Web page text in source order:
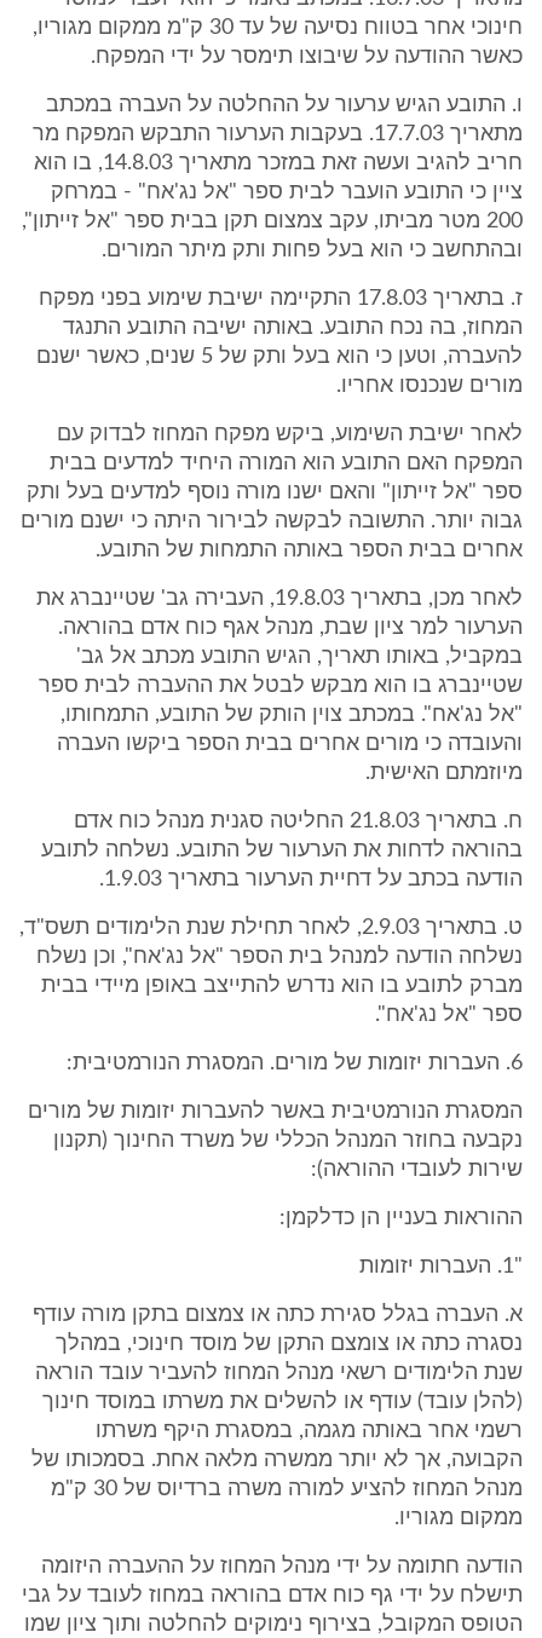
חינוכי אחר בטווח נסיעה של עד 30 ק"מ ממקום מגוריו,
כאשר ההודעה על שיבוצו תימסר על ידי המפקח.
ו. התובע הגיש ערעור על ההחלטה על העברה במכתב
מתאריך 17.7.03. בעקבות הערעור התבקש המפקח מר
חריב להגיב ועשה זאת במזכר מתאריך 14.8.03, בו הוא
ציין כי התובע הועבר לבית ספר "אל נג'אח" - במרחק
200 מטר מביתו, עקב צמצום תקן בבית ספר "אל זייתון",
ובהתחשב כי הוא בעל פחות ותק מיתר המורים.
ז. בתאריך 17.8.03 התקיימה ישיבת שימוע בפני מפקח
המחוז, בה נכח התובע. באותה ישיבה התובע התנגד
להעברה, וטען כי הוא בעל ותק של 5 שנים, כאשר ישנם
מורים שנכנסו אחריו.
לאחר ישיבת השימוע, ביקש מפקח המחוז לבדוק עם
המפקח האם התובע הוא המורה היחיד למדעים בבית
ספר "אל זייתון" והאם ישנו מורה נוסף למדעים בעל ותק
גבוה יותר. התשובה לבקשה לבירור היתה כי ישנם מורים
אחרים בבית הספר באותה התמחות של התובע.
לאחר מכן, בתאריך 19.8.03, העבירה גב' שטיינברג את
הערעור למר ציון שבת, מנהל אגף כוח אדם בהוראה.
במקביל, באותו תאריך, הגיש התובע מכתב אל גב'
שטיינברג בו הוא מבקש לבטל את ההעברה לבית ספר
"אל נג'אח". במכתב צוין הותק של התובע, התמחותו,
והעובדה כי מורים אחרים בבית הספר ביקשו העברה
מיוזמתם האישית.
ח. בתאריך 21.8.03 החליטה סגנית מנהל כוח אדם
בהוראה לדחות את הערעור של התובע. נשלחה לתובע
הודעה בכתב על דחיית הערעור בתאריך 1.9.03.
ט. בתאריך 2.9.03, לאחר תחילת שנת הלימודים תשס"ד,
נשלחה הודעה למנהל בית הספר "אל נג'אח", וכן נשלח
מברק לתובע בו הוא נדרש להתייצב באופן מיידי בבית
ספר "אל נג'אח".
6. העברות יזומות של מורים. המסגרת הנורמטיבית:
המסגרת הנורמטיבית באשר להעברות יזומות של מורים
נקבעה בחוזר המנהל הכללי של משרד החינוך (תקנון
שירות לעובדי ההוראה):
ההוראות בעניין הן כדלקמן:
"1. העברות יזומות
א. העברה בגלל סגירת כתה או צמצום בתקן מורה עודף
נסגרה כתה או צומצם התקן של מוסד חינוכי, במהלך
שנת הלימודים רשאי מנהל המחוז להעביר עובד הוראה
(להלן עובד) עודף או להשלים את משרתו במוסד חינוך
רשמי אחר באותה מגמה, במסגרת היקף משרתו
הקבועה, אך לא יותר ממשרה מלאה אחת. בסמכותו של
מנהל המחוז להציע למורה משרה ברדיוס של 30 ק"מ
ממקום מגוריו.
הודעה חתומה על ידי מנהל המחוז על ההעברה היזומה
תישלח על ידי גף כוח אדם בהוראה במחוז לעובד על גבי
הטופס המקובל, בצירוף נימוקים להחלטה ותוך ציון שמו